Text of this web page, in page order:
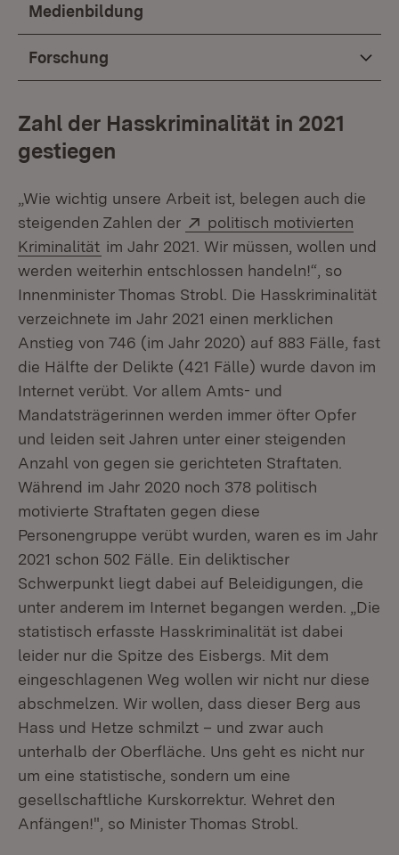
Medienbildung
Forschung
Zahl der Hasskriminalität in 2021
gestiegen
„Wie wichtig unsere Arbeit ist, belegen auch die
steigenden Zahlen der
Extern:
politisch motivierten
Kriminalität (Öffnet in neuem Fenster)
im Jahr 2021. Wir müssen, wollen und
werden weiterhin entschlossen handeln!“, so
Innenminister Thomas Strobl. Die Hasskriminalität
verzeichnete im Jahr 2021 einen merklichen
Anstieg von 746 (im Jahr 2020) auf 883 Fälle, fast
die Hälfte der Delikte (421 Fälle) wurde davon im
Internet verübt. Vor allem Amts- und
Mandatsträgerinnen werden immer öfter Opfer
und leiden seit Jahren unter einer steigenden
Anzahl von gegen sie gerichteten Straftaten.
Während im Jahr 2020 noch 378 politisch
motivierte Straftaten gegen diese
Personengruppe verübt wurden, waren es im Jahr
2021 schon 502 Fälle. Ein deliktischer
Schwerpunkt liegt dabei auf Beleidigungen, die
unter anderem im Internet begangen werden. „Die
statistisch erfasste Hasskriminalität ist dabei
leider nur die Spitze des Eisbergs. Mit dem
eingeschlagenen Weg wollen wir nicht nur diese
abschmelzen. Wir wollen, dass dieser Berg aus
Hass und Hetze schmilzt – und zwar auch
unterhalb der Oberfläche. Uns geht es nicht nur
um eine statistische, sondern um eine
gesellschaftliche Kurskorrektur. Wehret den
Anfängen!", so Minister Thomas Strobl.